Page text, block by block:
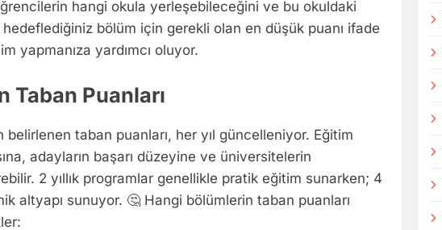
hangi okula yerleşebileceğini ve bu okuldaki
bölüm için gerekli olan en düşük puanı ifade
yapmanıza yardımcı oluyor.
Taban Puanları
belirlenen taban puanları, her yıl güncelleniyor. Eğitim
adayların başarı düzeyine ve üniversitelerin
2 yıllık programlar genellikle pratik eğitim sunarken; 4
altyapı sunuyor. 🤔 Hangi bölümlerin taban puanları